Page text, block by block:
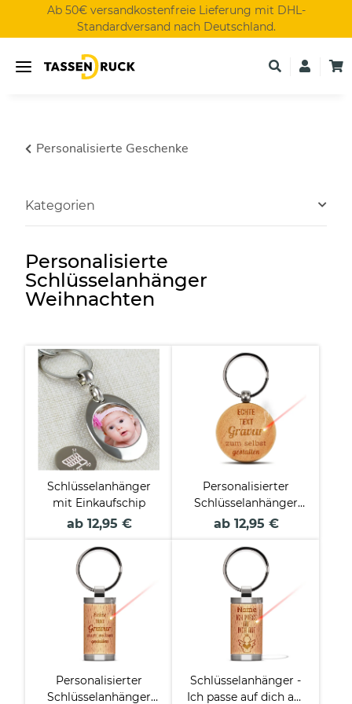
Ab 50€ versandkostenfreie Lieferung mit DHL-
Standardversand nach Deutschland.
Personalisierte Geschenke
Personalisierte
Schlüsselanhänger
Weihnachten
Schlüsselanhänger
mit Einkaufschip
ab 12,95 €
Personalisierter
Schlüsselanhänger
mit Wunschtext -
45 x 45 mm
ab 12,95 €
Personalisierter
Schlüsselanhänger
Schlüsselanhänger -
Ich passe auf dich auf
Kategorien